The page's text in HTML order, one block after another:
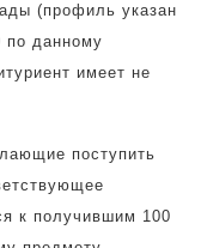
(профиль указан
по данному
имеет не
поступить
к получившим 100